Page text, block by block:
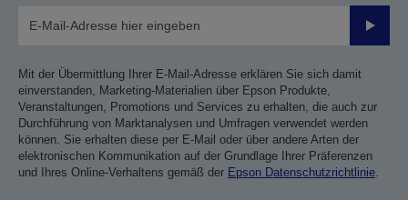
Mit der Übermittlung Ihrer E-Mail-Adresse erklären Sie sich damit
einverstanden, Marketing-Materialien über Epson Produkte,
Veranstaltungen, Promotions und Services zu erhalten, die auch zur
Durchführung von Marktanalysen und Umfragen verwendet werden
können. Sie erhalten diese per E-Mail oder über andere Arten der
elektronischen Kommunikation auf der Grundlage Ihrer Präferenzen
und Ihres Online-Verhaltens gemäß der Epson Datenschutzrichtlinie